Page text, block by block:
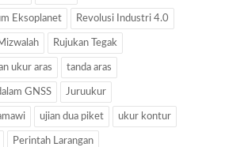
Eksoplanet Revolusi Industri 4.0
Rujukan Tegak
ukur aras tanda aras
GNSS Juruukur
ujian dua piket ukur kontur
Perintah Larangan